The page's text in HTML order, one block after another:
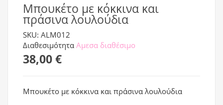
Μπουκέτο με κόκκινα και
πράσινα λουλούδια
SKU: ALM012
Διαθεσιμότητα Αμεσα διαθέσιμο
38,00 €
Μπουκέτο με κόκκινα και πράσινα λουλούδια